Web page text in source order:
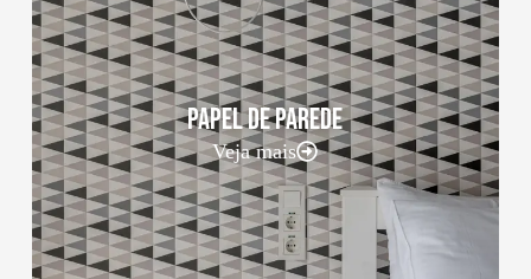
PAPEL DE PAREDE
Veja mais